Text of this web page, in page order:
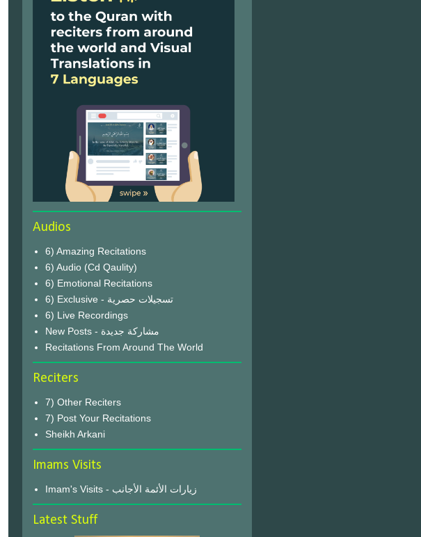
Audios
6) Amazing Recitations
6) Audio (Cd Qaulity)
6) Emotional Recitations
6) Exclusive - تسجيلات حصرية
6) Live Recordings
New Posts - مشاركة جديدة
Recitations From Around The World
Reciters
7) Other Reciters
7) Post Your Recitations
Sheikh Arkani
Imams Visits
Imam's Visits - زيارات الأئمة الأجانب
Latest Stuff